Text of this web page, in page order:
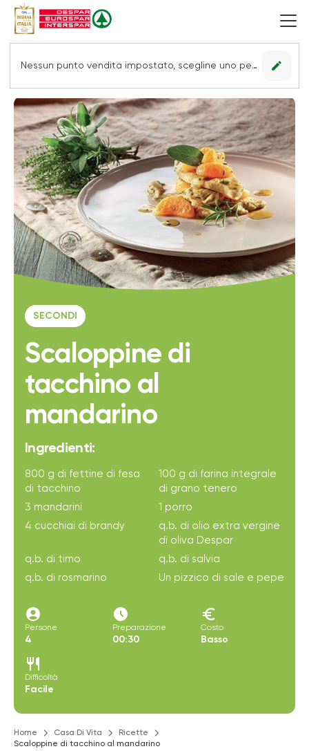
Nessun punto vendita impostato, scegline uno per vedere le offerte. edit
SECONDI
Scaloppine di
tacchino al
mandarino
Ingredienti:
800 g di fettine di fesa
di tacchino
100 g di farina integrale
di grano tenero
3 mandarini
1 porro
4 cucchiai di brandy
q.b. di olio extra vergine
di oliva Despar
q.b. di timo
q.b. di salvia
q.b. di rosmarino
Un pizzico di sale e pepe
account_circle
Persone
4
access_time_filled
Preparazione
00:30
euro
Costo
Basso
restaurant
Difficoltà
Facile
Home Casa Di Vita
Ricette
Scaloppine di tacchino al mandarino